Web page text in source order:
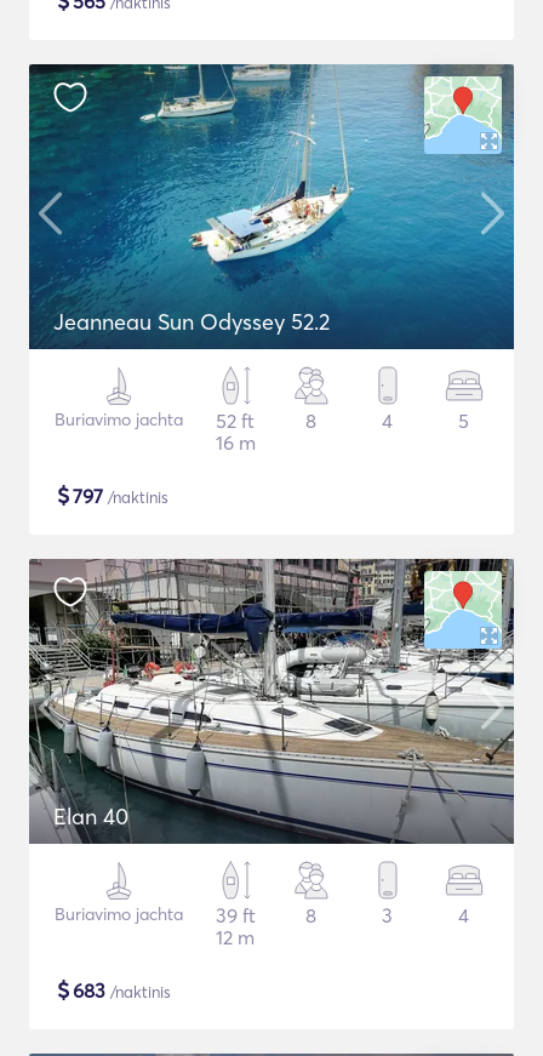
Jeanneau Sun Odyssey 52.2
Buriavimo jachta
52 ft
16 m
8 4 5
$797 /naktinis
Elan 40
Buriavimo jachta
39 ft
12 m
8 3 4
$683 /naktinis